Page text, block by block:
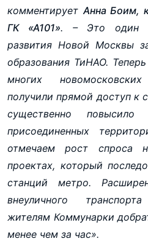
комментирует Анна Боим,
ГК «А101». – Это один
развития Новой Москвы
образования ТиНАО.
многих
получили прямой доступ к
существенно
присоединенных
отмечаем рост спроса
проектах, который
станций метро.
внеуличного
жителям Коммунарки
менее чем за час».